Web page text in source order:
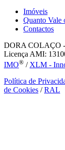
Imóveis
Quanto Vale
Contactos
DORA COLAÇO
Licença AMI:
IMO® / XLM -
Política de
de Cookies /RAL